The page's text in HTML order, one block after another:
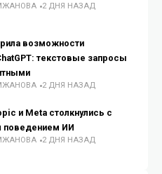
2 ДНЯ НАЗАД
возможности
текстовые запросы
2 ДНЯ НАЗАД
и Meta столкнулись с
ИИ
2 ДНЯ НАЗАД